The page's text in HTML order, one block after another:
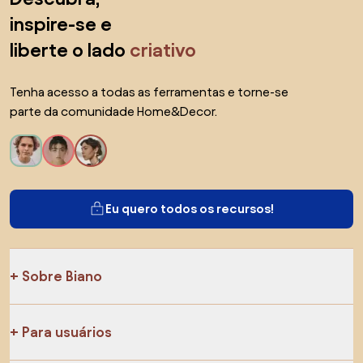
inspire-se e
liberte o lado criativo
Tenha acesso a todas as ferramentas e torne-se
parte da comunidade Home&Decor.
Eu quero todos os recursos!
Sobre Biano
Para usuários